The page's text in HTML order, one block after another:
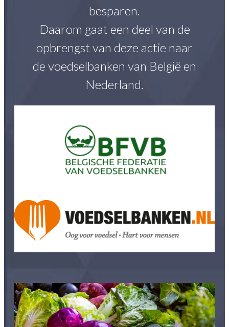
besparen.
Daarom gaat een deel van de
opbrengst van deze actie naar
de voedselbanken van België en
Nederland.